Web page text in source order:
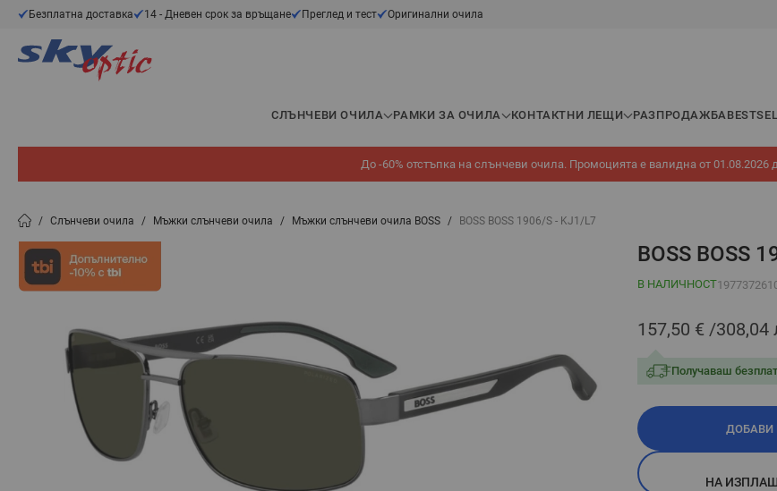
Прескачане към съдържанието
Безплатна доставка 14 - Дневен срок за връщане Преглед и тест Оригинални очила
СЛЪНЧЕВИ ОЧИЛА РАМКИ ЗА ОЧИЛА КОНТАКТНИ ЛЕЩИ РАЗПРОДАЖБА
До -60% отстъпка на слънчеви очила. Промоцията е валидна от 01.08.2026
/ Слънчеви очила / Мъжки слънчеви очила / Мъжки слънчеви очила BOSS / BOSS BOSS 1906/S - KJ1/L7
BOSS BOSS
В НАЛИЧНОСТ
157,50 € 308,04
Получаваш
ДОБАВИ
НА